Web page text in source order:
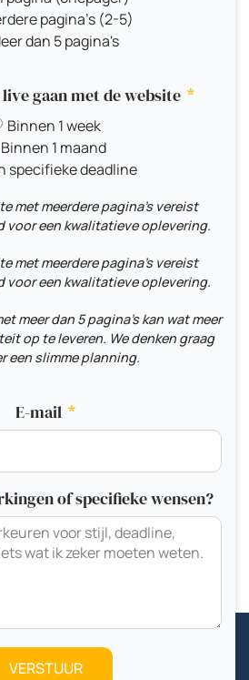
pagina's (2-5)
dan 5 pagina's
gaan met de website
Binnen 1 week
Binnen 1 maand
specifieke deadline
met meerdere pagina's vereist
voor een kwalitatieve oplevering.
met meerdere pagina's vereist
voor een kwalitatieve oplevering.
meer dan 5 pagina's kan wat meer
op te leveren. We denken graag
een slimme planning.
E-mail
of specifieke wensen?
VERSTUUR